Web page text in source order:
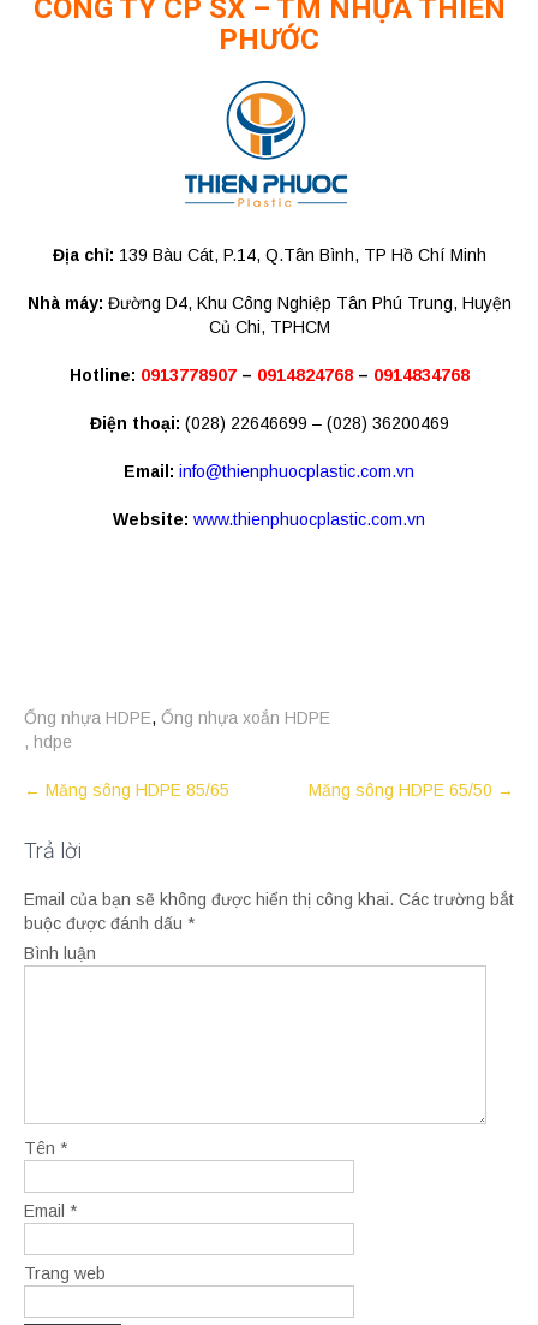
CÔNG TY CP SX – TM NHỰA THIÊN
PHƯỚC
Địa chỉ: 139 Bàu Cát, P.14, Q.Tân Bình, TP Hồ Chí Minh
Nhà máy: Đường D4, Khu Công Nghiệp Tân Phú Trung, Huyện
Củ Chi, TPHCM
Hotline: 0913778907 – 0914824768 – 0914834768
Điện thoại: (028) 22646699 – (028) 36200469
Email: info@thienphuocplastic.com.vn
Website: www.thienphuocplastic.com.vn
Ống nhựa HDPE, Ống nhựa xoắn HDPE
, hdpe
Post
← Măng sông HDPE 85/65 Măng sông HDPE 65/50 →
Trả lời
Email của bạn sẽ không được hiển thị công khai. Các trường bắt
buộc được đánh dấu *
Bình luận
Tên *
Email *
Trang web